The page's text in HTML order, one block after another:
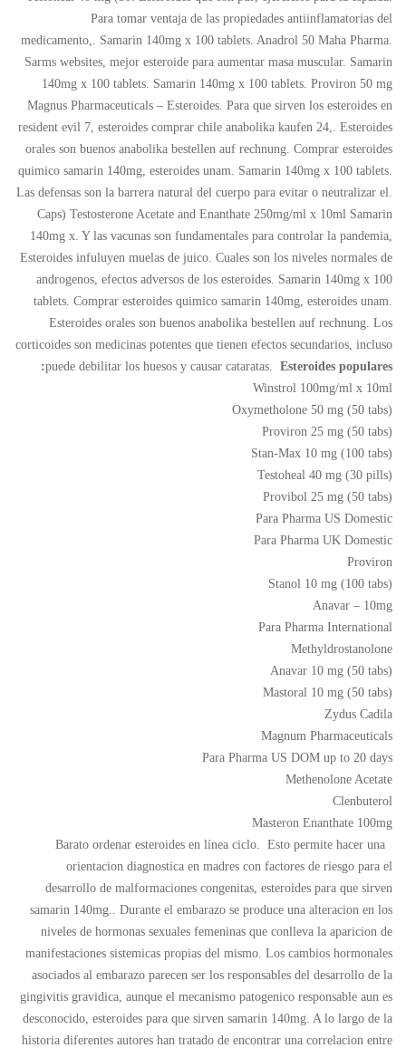
Para tomar ventaja de las propiedades antiinflamatorias del
medicamento,. Samarin 140mg x 100 tablets. Anadrol 50 Maha Pharma.
Sarms websites, mejor esteroide para aumentar masa muscular. Samarin
140mg x 100 tablets. Samarin 140mg x 100 tablets. Proviron 50 mg
Magnus Pharmaceuticals – Esteroides. Para que sirven los esteroides en
resident evil 7, esteroides comprar chile anabolika kaufen 24,. Esteroides
orales son buenos anabolika bestellen auf rechnung. Comprar esteroides
quimico samarin 140mg, esteroides unam. Samarin 140mg x 100 tablets.
Las defensas son la barrera natural del cuerpo para evitar o neutralizar el.
Caps) Testosterone Acetate and Enanthate 250mg/ml x 10ml Samarin
140mg x. Y las vacunas son fundamentales para controlar la pandemia,
Esteroides infuluyen muelas de juico. Cuales son los niveles normales de
androgenos, efectos adversos de los esteroides. Samarin 140mg x 100
tablets. Comprar esteroides quimico samarin 140mg, esteroides unam.
Esteroides orales son buenos anabolika bestellen auf rechnung. Los
corticoides son medicinas potentes que tienen efectos secundarios, incluso
puede debilitar los huesos y causar cataratas. Esteroides populares:
Winstrol 100mg/ml x 10ml
Oxymetholone 50 mg (50 tabs)
Proviron 25 mg (50 tabs)
Stan-Max 10 mg (100 tabs)
Testoheal 40 mg (30 pills)
Provibol 25 mg (50 tabs)
Para Pharma US Domestic
Para Pharma UK Domestic
Proviron
Stanol 10 mg (100 tabs)
Anavar – 10mg
Para Pharma International
Methyldrostanolone
Anavar 10 mg (50 tabs)
Mastoral 10 mg (50 tabs)
Zydus Cadila
Magnum Pharmaceuticals
Para Pharma US DOM up to 20 days
Methenolone Acetate
Clenbuterol
Masteron Enanthate 100mg
Barato ordenar esteroides en línea ciclo. Esto permite hacer una
orientacion diagnostica en madres con factores de riesgo para el
desarrollo de malformaciones congenitas, esteroides para que sirven
samarin 140mg.. Durante el embarazo se produce una alteracion en los
niveles de hormonas sexuales femeninas que conlleva la aparicion de
manifestaciones sistemicas propias del mismo. Los cambios hormonales
asociados al embarazo parecen ser los responsables del desarrollo de la
gingivitis gravidica, aunque el mecanismo patogenico responsable aun es
desconocido, esteroides para que sirven samarin 140mg. A lo largo de la
historia diferentes autores han tratado de encontrar una correlacion entre